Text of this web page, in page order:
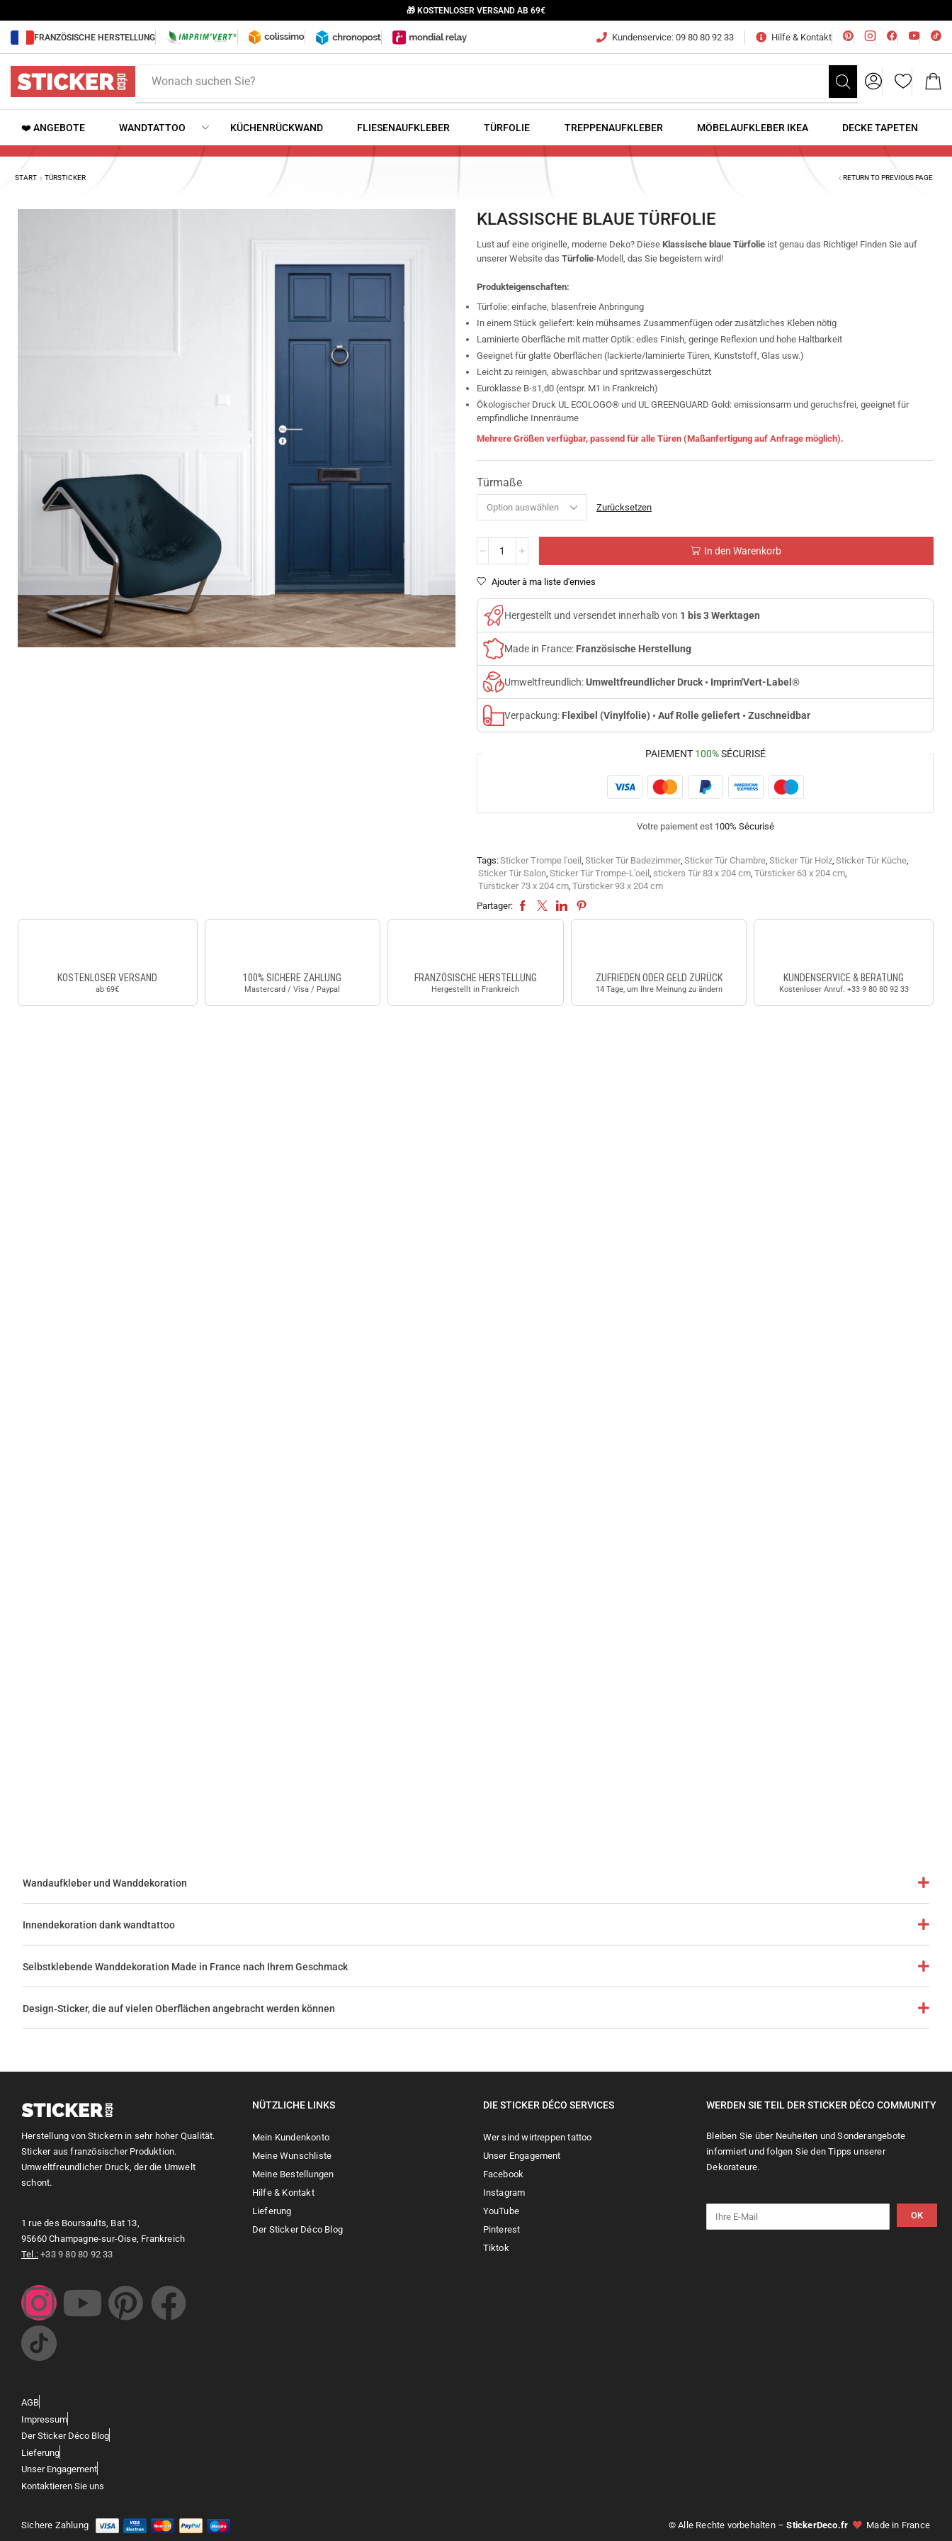
🎁 KOSTENLOSER VERSAND AB 69€
FRANZÖSISCHE HERSTELLUNG Kundenservice: 09 80 80 92 33 Hilfe & Kontakt
Wonach suchen Sie?
❤️ ANGEBOTE WANDTATTOO KÜCHENRÜCKWAND FLIESENAUFKLEBER TÜRFOLIE TREPPENAUFKLEBER MÖBELAUFKLEBER IKEA DECKE TAPETEN
START TÜRSTICKER RETURN TO PREVIOUS PAGE
KLASSISCHE BLAUE TÜRFOLIE
Lust auf eine originelle, moderne Deko? DieseKlassische blaue Türfolie ist genau das Richtige! Finden Sie auf
unserer Website dasTürfolie-Modell, das Sie begeistern wird!
Produkteigenschaften:
Türfolie: einfache, blasenfreie Anbringung
In einem Stück geliefert: kein mühsames Zusammenfügen oder zusätzliches Kleben nötig
Laminierte Oberfläche mit matter Optik: edles Finish, geringe Reflexion und hohe Haltbarkeit
Geeignet für glatte Oberflächen (lackierte/laminierte Türen, Kunststoff, Glas usw.)
Leicht zu reinigen, abwaschbar und spritzwassergeschützt
Euroklasse B-s1,d0 (entspr. M1 in Frankreich)
Ökologischer Druck UL ECOLOGO® und UL GREENGUARD Gold: emissionsarm und geruchsfrei, geeignet für
empfindliche Innenräume
Mehrere Größen verfügbar, passend für alle Türen (Maßanfertigung auf Anfrage möglich).
Türmaße
Zurücksetzen
In den Warenkorb
Ajouter à ma liste d'envies
Hergestellt und versendet innerhalb von 1 bis 3 Werktagen
Made in France: Französische Herstellung
Umweltfreundlich:Umweltfreundlicher Druck • Imprim'Vert-Label®
Verpackung: Flexibel (Vinylfolie) • Auf Rolle geliefert • Zuschneidbar
PAIEMENT 100%SÉCURISÉ
Votre paiement est 100% Sécurisé
Tags:Sticker Trompe l'oeil, Sticker Tür Badezimmer, Sticker Tür Chambre, Sticker Tür Holz, Sticker Tür Küche,
Sticker Tür Salon, Sticker Tür Trompe-L'oeil, stickers Tür 83 x 204 cm, Türsticker 63 x 204 cm,
Türsticker 73 x 204 cm, Türsticker 93 x 204 cm
Partager:
KOSTENLOSER VERSAND
ab 69€
100% SICHERE ZAHLUNG
Mastercard / Visa / Paypal
FRANZÖSISCHE HERSTELLUNG
Hergestellt in Frankreich
ZUFRIEDEN ODER GELD ZURÜCK
14 Tage, um Ihre Meinung zu ändern
KUNDENSERVICE & BERATUNG
Kostenloser Anruf: +33 9 80 80 92 33
Wandaufkleber und Wanddekoration
Innendekoration dank wandtattoo
Selbstklebende Wanddekoration Made in France nach Ihrem Geschmack
Design‑Sticker, die auf vielen Oberflächen angebracht werden können
Herstellung von Stickern in sehr hoher Qualität.
Sticker aus französischer Produktion.
Umweltfreundlicher Druck, der die Umwelt
schont.
1 rue des Boursaults, Bat 13,
95660 Champagne-sur-Oise, Frankreich
Tel.: +33 9 80 80 92 33
NÜTZLICHE LINKS
Mein Kundenkonto
Meine Wunschliste
Meine Bestellungen
Hilfe & Kontakt
Lieferung
Der Sticker Déco Blog
DIE STICKER DÉCO SERVICES
Wer sind wirtreppen tattoo
Unser Engagement
Facebook
Instagram
YouTube
Pinterest
Tiktok
WERDEN SIE TEIL DER STICKER DÉCO COMMUNITY
Bleiben Sie über Neuheiten und Sonderangebote
informiert und folgen Sie den Tipps unserer
Dekorateure.
OK
AGB
Impressum
Der Sticker Déco Blog
Lieferung
Unser Engagement
Kontaktieren Sie uns
Sichere Zahlung © Alle Rechte vorbehalten –StickerDeco.fr Made in France